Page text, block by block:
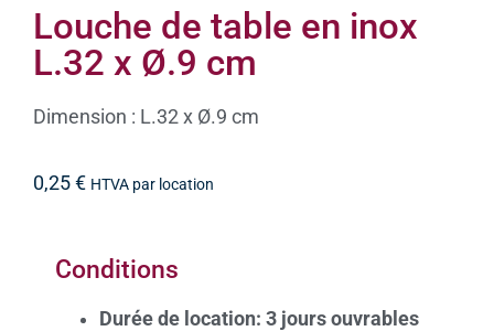
Louche de table en inox
L.32 x Ø.9 cm
Dimension : L.32 x Ø.9 cm
0,25 € HTVA par location
Conditions
Durée de location: 3 jours ouvrables